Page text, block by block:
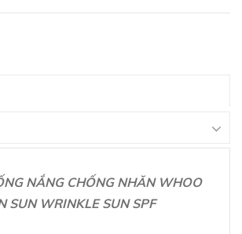
NẮNG CHỐNG NHĂN WHOO
SUN WRINKLE SUN SPF